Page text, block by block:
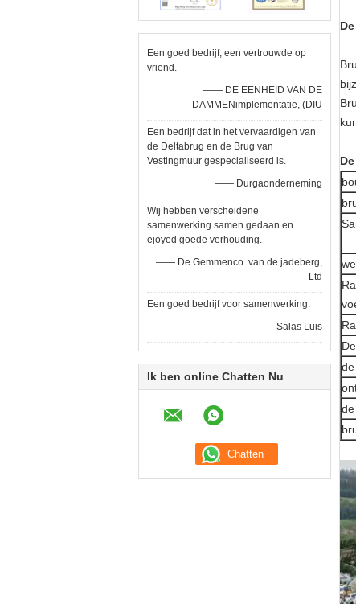
Een goed bedrijf, een vertrouwde op
vriend.
—— DE EENHEID VAN DE
DAMMENimplementatie, (DIU
Een bedrijf dat in het vervaardigen van
de Deltabrug en de Brug van
Vestingmuur gespecialiseerd is.
—— Durgaonderneming
Wij hebben verscheidene
samenwerking samen gedaan en
ejoyed goede verhouding.
—— De Gemmenco. van de jadeberg,
Ltd
Een goed bedrijf voor samenwerking.
—— Salas Luis
Ik ben online Chatten Nu